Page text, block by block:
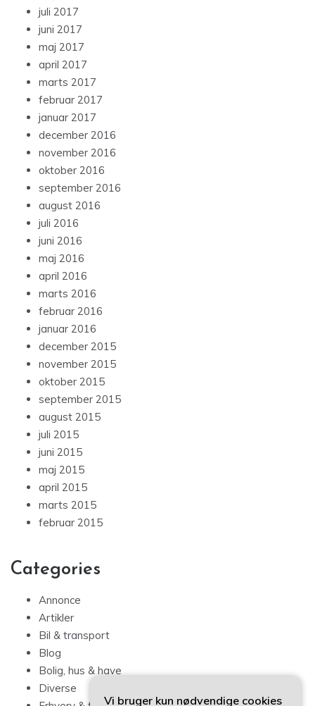
juli 2017
juni 2017
maj 2017
april 2017
marts 2017
februar 2017
januar 2017
december 2016
november 2016
oktober 2016
september 2016
august 2016
juli 2016
juni 2016
maj 2016
april 2016
marts 2016
februar 2016
januar 2016
december 2015
november 2015
oktober 2015
september 2015
august 2015
juli 2015
juni 2015
maj 2015
april 2015
marts 2015
februar 2015
Categories
Annonce
Artikler
Bil & transport
Blog
Bolig, hus & have
Diverse
Vi bruger kun nødvendige cookies